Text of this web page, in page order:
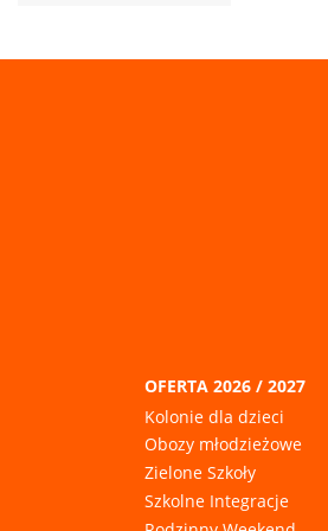
OFERTA 2026 / 2027
Kolonie dla dzieci
Obozy młodzieżowe
Zielone Szkoły
Szkolne Integracje